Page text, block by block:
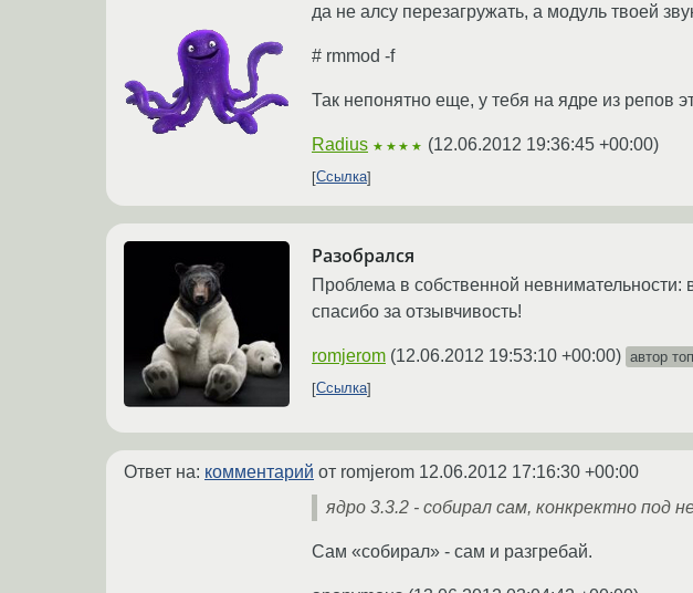
да не алсу перезагружать, а модуль твоей
# rmmod -f
Так непонятно еще, у тебя на ядре из репов
Radius ★★★★ (12.06.2012 19:36:45 +00:00)
Ссылка
Разобрался
Проблема в собственной
спасибо за отзывчивость!
romjerom (12.06.2012 19:53:10 +00:00) автор
Ссылка
Ответ на: комментарий от romjerom 12.06.2012 17:16:30 +00:00
ядро 3.3.2 - собирал сам, конкректно под
Сам «собирал» - сам и разгребай.